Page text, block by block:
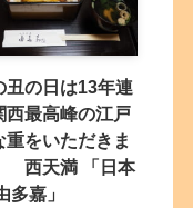
丑の日は13年連
西最高峰の江戸
重をいただきま
西天満 「日本
多嘉」